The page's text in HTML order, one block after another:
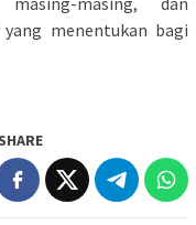
menentukan bagi